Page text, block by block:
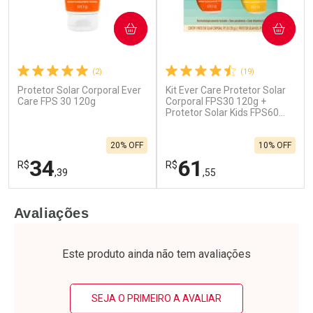
(2)
Protetor Solar Corporal Ever
Care FPS 30 120g
R$34,39
20% OFF
COMPRAR
Laboratório
Por Menos
(19)
Kit Ever Care Protetor Solar
Corporal FPS30 120g +
Protetor Solar Kids FPS60
R$61 ,55
10% OFF
COMPRAR
Laboratório
Por Menos
Avaliações
Este produto ainda não tem avaliações
SEJA O PRIMEIRO A AVALIAR